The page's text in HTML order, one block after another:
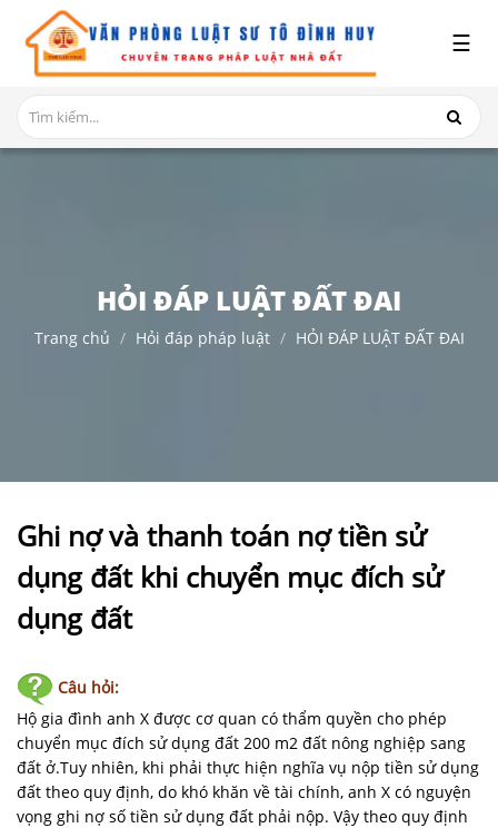
GIỚI
THIỆU
DỊCH
TỤC
ĐẤT
VĂN
BẢN
-
MẪU
LIÊN
HỆ
☰
HỎI ĐÁP LUẬT ĐẤT ĐAI
Trang chủ Hỏi đáp pháp luật HỎI ĐÁP LUẬT ĐẤT ĐAI
Ghi nợ và thanh toán nợ tiền sử
dụng đất khi chuyển mục đích sử
dụng đất
Câu hỏi:
Hộ gia đình anh X được cơ quan có thẩm quyền cho phép
chuyển mục đích sử dụng đất 200 m2 đất nông nghiệp sang
đất ở.Tuy nhiên, khi phải thực hiện nghĩa vụ nộp tiền sử dụng
đất theo quy định, do khó khăn về tài chính, anh X có nguyện
vọng ghi nợ số tiền sử dụng đất phải nộp. Vậy theo quy định